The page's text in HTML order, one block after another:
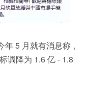
5 月就有消息称，
调降为 1.6 亿 - 1.8